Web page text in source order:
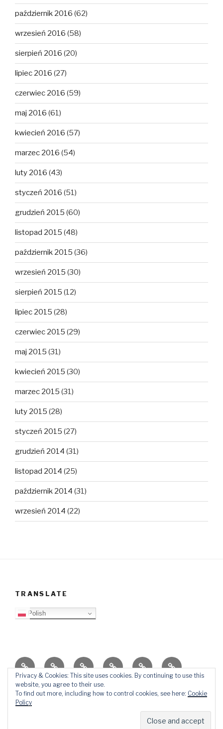
październik 2016 (62)
wrzesień 2016 (58)
sierpień 2016 (20)
lipiec 2016 (27)
czerwiec 2016 (59)
maj 2016 (61)
kwiecień 2016 (57)
marzec 2016 (54)
luty 2016 (43)
styczeń 2016 (51)
grudzień 2015 (60)
listopad 2015 (48)
październik 2015 (36)
wrzesień 2015 (30)
sierpień 2015 (12)
lipiec 2015 (28)
czerwiec 2015 (29)
maj 2015 (31)
kwiecień 2015 (30)
marzec 2015 (31)
luty 2015 (28)
styczeń 2015 (27)
grudzień 2014 (31)
listopad 2014 (25)
październik 2014 (31)
wrzesień 2014 (22)
TRANSLATE
Polish
O
blogu
Top
Lista
Ewangelizacja
Father
Daniel
Video
Blog
PB
KontaktŚlady
Privacy & Cookies: This site uses cookies. By continuing to use this
website, you agree to their use.
To find out more, including how to control cookies, see here: Cookie
Policy